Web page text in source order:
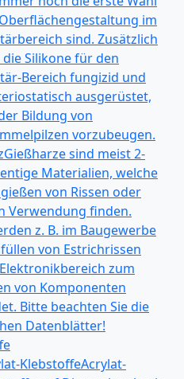
im
sind. Zusätzlich
Silikone für den
Bereich fungizid und
ausgerüstet,
Bildung von
vorzubeugen.
Gießharze sind meist 2-
Materialien, welche
von Rissen oder
Verwendung finden.
z. B. im Baugewerbe
von Estrichrissen
zum
von Komponenten
Bitte beachten Sie die
Datenblätter!
KlebstoffeAcrylat-